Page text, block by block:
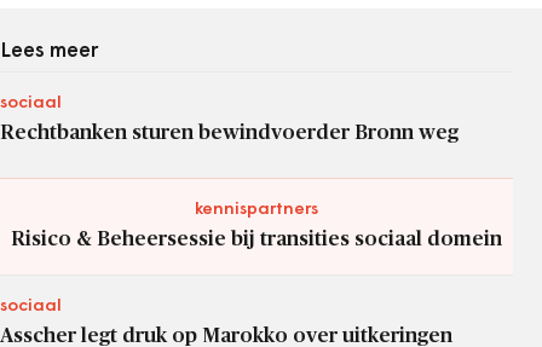
Lees meer
sociaal
Rechtbanken sturen bewindvoerder Bronn weg
kennispartners
Risico & Beheersessie bij transities sociaal domein
sociaal
Asscher legt druk op Marokko over uitkeringen